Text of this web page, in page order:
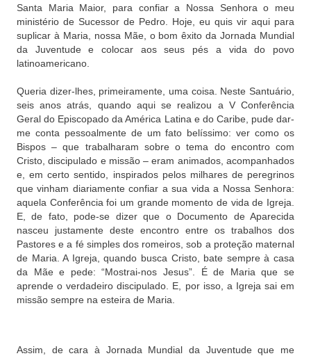
Santa Maria Maior, para confiar a Nossa Senhora o meu
ministério de Sucessor de Pedro. Hoje, eu quis vir aqui para
suplicar à Maria, nossa Mãe, o bom êxito da Jornada Mundial
da Juventude e colocar aos seus pés a vida do povo
latinoamericano.
Queria dizer-lhes, primeiramente, uma coisa. Neste Santuário,
seis anos atrás, quando aqui se realizou a V Conferência
Geral do Episcopado da América Latina e do Caribe, pude dar-
me conta pessoalmente de um fato belíssimo: ver como os
Bispos – que trabalharam sobre o tema do encontro com
Cristo, discipulado e missão – eram animados, acompanhados
e, em certo sentido, inspirados pelos milhares de peregrinos
que vinham diariamente confiar a sua vida a Nossa Senhora:
aquela Conferência foi um grande momento de vida de Igreja.
E, de fato, pode-se dizer que o Documento de Aparecida
nasceu justamente deste encontro entre os trabalhos dos
Pastores e a fé simples dos romeiros, sob a proteção maternal
de Maria. A Igreja, quando busca Cristo, bate sempre à casa
da Mãe e pede: “Mostrai-nos Jesus”. É de Maria que se
aprende o verdadeiro discipulado. E, por isso, a Igreja sai em
missão sempre na esteira de Maria.
Assim, de cara à Jornada Mundial da Juventude que me